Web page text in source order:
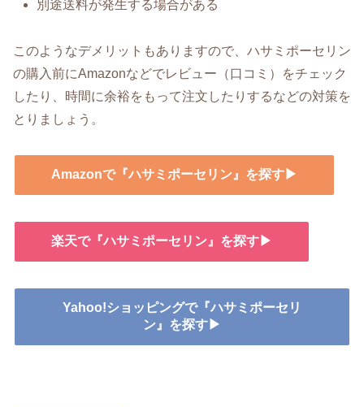
別途送料が発生する場合がある
このようなデメリットもありますので、ハサミポーセリン
の購入前にAmazonなどでレビュー（口コミ）をチェック
したり、時間に余裕をもって注文したりするなどの対策を
とりましょう。
Amazonで『ハサミポーセリン』を探す▶
楽天で『ハサミポーセリン』を探す▶
Yahoo!ショッピングで『ハサミポーセリ
ン』を探す▶